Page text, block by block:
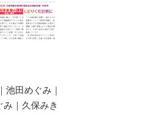
｜ 池田めぐみ ｜
み ｜ 久保みき